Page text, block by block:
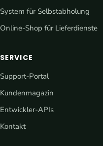
System für Selbstabholung
Online-Shop für Lieferdienste
SERVICE
Support-Portal
Kundenmagazin
Entwickler-APIs
Kontakt